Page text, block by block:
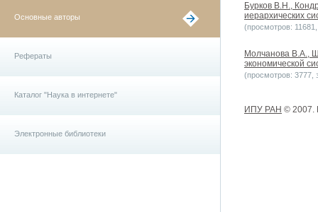
Основные авторы
Рефераты
Каталог "Наука в интернете"
Электронные библиотеки
Бурков В.Н.,
иерархических
(просмотров:
Молчанова В.А.,
экономической
(просмотров: 3777,
ИПУ РАН © 2007.